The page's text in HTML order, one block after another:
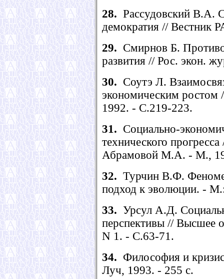
28. Рассудовский В.А.
демократия // Вестник
29. Смирнов Б.
развития // Рос. экон.
30. Соутэ Л.
экономическим ростом
1992. - С.219-223.
31. Социально-
технического
Абрамовой М.А. - М.,
32. Турчин В.Ф.
подход к эволюции. -
33. Урсул А.Д.
перспективы // Высшее
N 1. - С.63-71.
34. Философия и
Луч, 1993. - 255 с.